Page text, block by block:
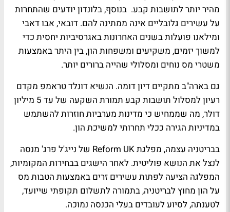
מהיר יותר לתושבות קבע. בנוסף, בלונדון יודעים שהתחרות
על עשירים גלובליים אינה ממתינה להם. דובאי, אבו דאבי
ומילאנו פועלות בשנים האחרונות באגרסיביות יחסית כדי
למשוך יזמים, משקיעים ומשפחות הון, בין היתר באמצעות
משטרי מס נוחים ומסלולי שהייה ברורים יותר.
גם בארה"ב מתקיים דיון דומה. הנשיא דונלד טראמפ מקדם
רעיון למסלול תושבות קבע תמורת השקעה של עד 5 מיליון
דולר, מה שממחיש כי מדינות מערביות חוזרות להשתמש
במדיניות הגירה ככלי תחרותי למשיכת הון.
בבריטניה עצמה, מפלגת Reform UK של נייג'ל פרג' מנסה
לנצל את הנושא פוליטית. לאחר הישגים בבחירות המקומיות,
המפלגה הציעה לפתות עשירים זרים באמצעות הטבות מס
על הון מחוץ לבריטניה, בתמורה לתשלום תקופתי שייועד,
לטענתה, לסיוע לעובדים בעלי הכנסה נמוכה.